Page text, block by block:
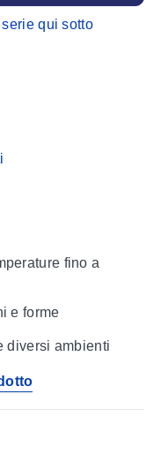
fino a
e forme
diversi ambienti
qui sotto